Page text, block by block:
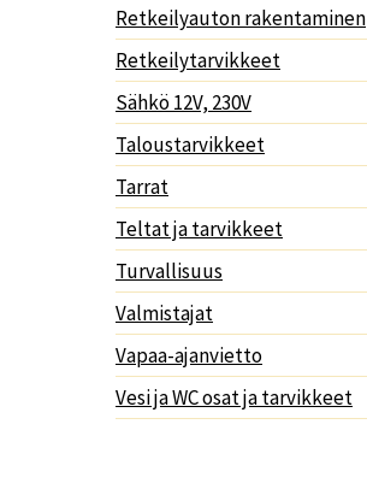
Retkeilyauton rakentaminen
Retkeilytarvikkeet
Sähkö 12V, 230V
Taloustarvikkeet
Tarrat
Teltat ja tarvikkeet
Turvallisuus
Valmistajat
Vapaa-ajanvietto
Vesi ja WC osat ja tarvikkeet